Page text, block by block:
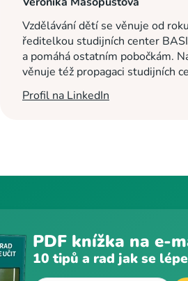
Vzdělávání dětí se věnuje od
ředitelkou studijních center
a pomáhá ostatním pobočkám.
věnuje též propagaci studijních
Profil na LinkedIn
PDF knížka na e-
10 tipů a rad jak se